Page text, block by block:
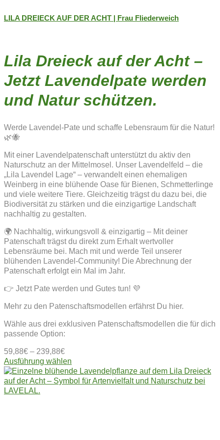
LILA DREIECK AUF DER ACHT | Frau Fliederweich
Lila Dreieck auf der Acht –
Jetzt Lavendelpate werden
und Natur schützen.
Werde Lavendel-Pate und schaffe Lebensraum für die Natur!
🌿🐝
Mit einer Lavendelpatenschaft unterstützt du aktiv den
Naturschutz an der Mittelmosel. Unser Lavendelfeld – die
„Lila Lavendel Lage“ – verwandelt einen ehemaligen
Weinberg in eine blühende Oase für Bienen, Schmetterlinge
und viele weitere Tiere. Gleichzeitig trägst du dazu bei, die
Biodiversität zu stärken und die einzigartige Landschaft
nachhaltig zu gestalten.
🌍 Nachhaltig, wirkungsvoll & einzigartig – Mit deiner
Patenschaft trägst du direkt zum Erhalt wertvoller
Lebensräume bei. Mach mit und werde Teil unserer
blühenden Lavendel-Community! Die Abrechnung der
Patenschaft erfolgt ein Mal im Jahr.
👉 Jetzt Pate werden und Gutes tun! 💜
Mehr zu den Patenschaftsmodellen erfährst Du hier.
Wähle aus drei exklusiven Patenschaftsmodellen die für dich
passende Option:
59,88€ – 239,88€
Ausführung wählen
Produkt
weist